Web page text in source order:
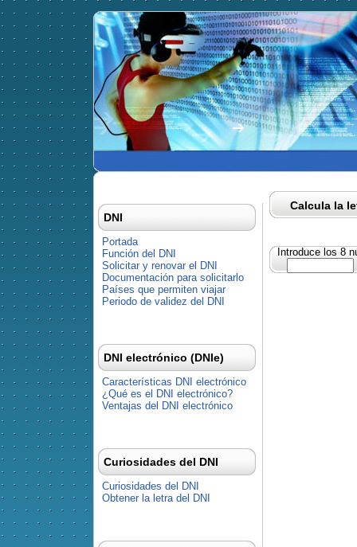
Calcula la
Introduce los 8
DNI
Portada
Función del DNI
Solicitar y renovar el DNI
Documentación para solicitarlo
Países que permiten viajar
Periodo de validez del DNI
DNI electrónico (DNIe)
Características DNI electrónico
¿Qué es el DNI electrónico?
Ventajas del DNI electrónico
Curiosidades del DNI
Curiosidades del DNI
Obtener la letra del DNI